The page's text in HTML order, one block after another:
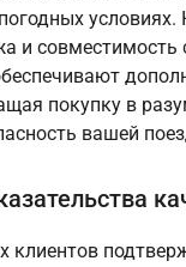
условиях.
и совместимость
покупку в
вашей
клиентов